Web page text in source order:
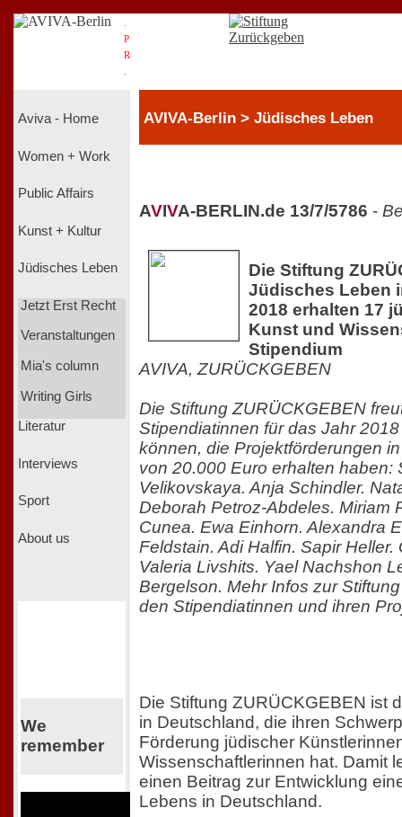
P
R
Aviva - Home
Women + Work
Public Affairs
Kunst + Kultur
Jüdisches Leben
Jetzt Erst Recht
Veranstaltungen
Mia's column
Writing Girls
Literatur
Interviews
Sport
About us
We
remember
AVIVA-Berlin > Jüdisches Leben
AVIVA-BERLIN.de 13/7/5786 -
Die Stiftung
Jüdisches Leben
2018 erhalten 17
Kunst und
Stipendium
AVIVA, ZURÜCKGEBEN
Die Stiftung ZURÜCKGEBEN
Stipendiatinnen für das Jahr
können, die Projektförderungen
von 20.000 Euro erhalten haben:
Velikovskaya. Anja Schindler.
Deborah Petroz-Abdeles. Miriam
Cunea. Ewa Einhorn. Alexandra
Feldstain. Adi Halfin. Sapir Heller.
Valeria Livshits. Yael Nachshon
Bergelson. Mehr Infos zur
den Stipendiatinnen und ihren
Die Stiftung ZURÜCKGEBEN ist
in Deutschland, die ihren
Förderung jüdischer
Wissenschaftlerinnen hat. Damit
einen Beitrag zur Entwicklung
Lebens in Deutschland.